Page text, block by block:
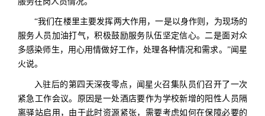
“我们在楼里主要发挥两大作用，一是以身作则，为现场的
服务人员加油打气，积极鼓励服务队伍坚定信心。二是面对众
多感染师生，用心用情做好工作，处理各种情况和需求。”闻星
火说。
入驻后的第四天深夜零点，闻星火召集队员们召开了一次
紧急工作会议。原因是一处酒店要作为学校新增的阳性人员隔
离驿站启用，由于此时资源紧张，需要考虑如何在保障必要的